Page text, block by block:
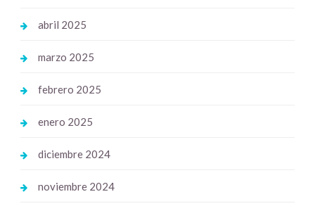
abril 2025
marzo 2025
febrero 2025
enero 2025
diciembre 2024
noviembre 2024